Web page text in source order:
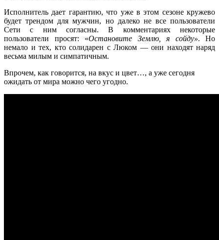
Исполнитель дает гарантию, что уже в этом сезоне кружево
будет трендом для мужчин, но далеко не все пользователи
Сети с ним согласны. В комментариях некоторые
пользователи просят: «Остановите Землю, я сойду». Но
немало и тех, кто солидарен с Люком — они находят наряд
весьма милым и симпатичным.
Впрочем, как говорится, на вкус и цвет…, а уже сегодня
ожидать от мира можно чего угодно.